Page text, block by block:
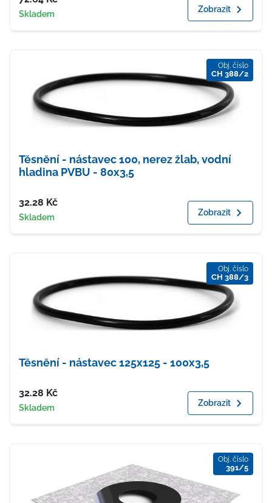
Dostupnost
Skladem Zobrazit
Obj. číslo
CH 388/2
Těsnění - nástavec 100, nerez žlab, vodní
hladina PVBU - 80x3,5
Cena
32.28 Kč
Dostupnost
Skladem Zobrazit
Obj. číslo
CH 388/3
Těsnění - nástavec 125x125 - 100x3,5
Cena
32.28 Kč
Dostupnost
Skladem Zobrazit
Obj. číslo
391/5